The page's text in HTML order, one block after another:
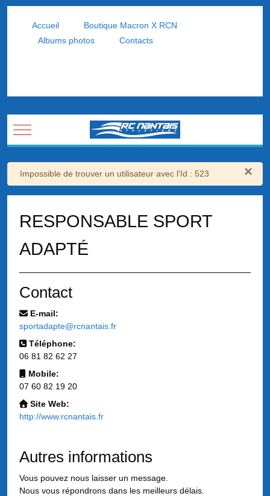
Accueil
Boutique Macron X RCN
Albums photos
Contacts
Mobile Menu Toggle
×
Avertissement
Impossible de trouver un utilisateur avec l'Id : 523
RESPONSABLE SPORT
ADAPTÉ
Contact
E-mail:
sportadapte@rcnantais.fr
Téléphone:
06 81 82 62 27
Mobile:
07 60 82 19 20
Site Web:
http://www.rcnantais.fr
Autres informations
Vous pouvez nous laisser un message.
Nous vous répondrons dans les meilleurs délais.